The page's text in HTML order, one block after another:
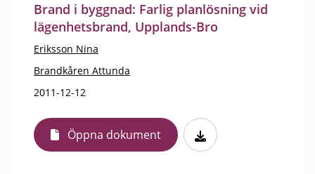
Brand i byggnad: Farlig planlösning vid
lägenhetsbrand, Upplands-Bro
Eriksson Nina
Brandkåren Attunda
2011-12-12
Öppna dokument